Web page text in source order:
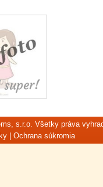
s.r.o. Všetky práva
Ochrana súkromia